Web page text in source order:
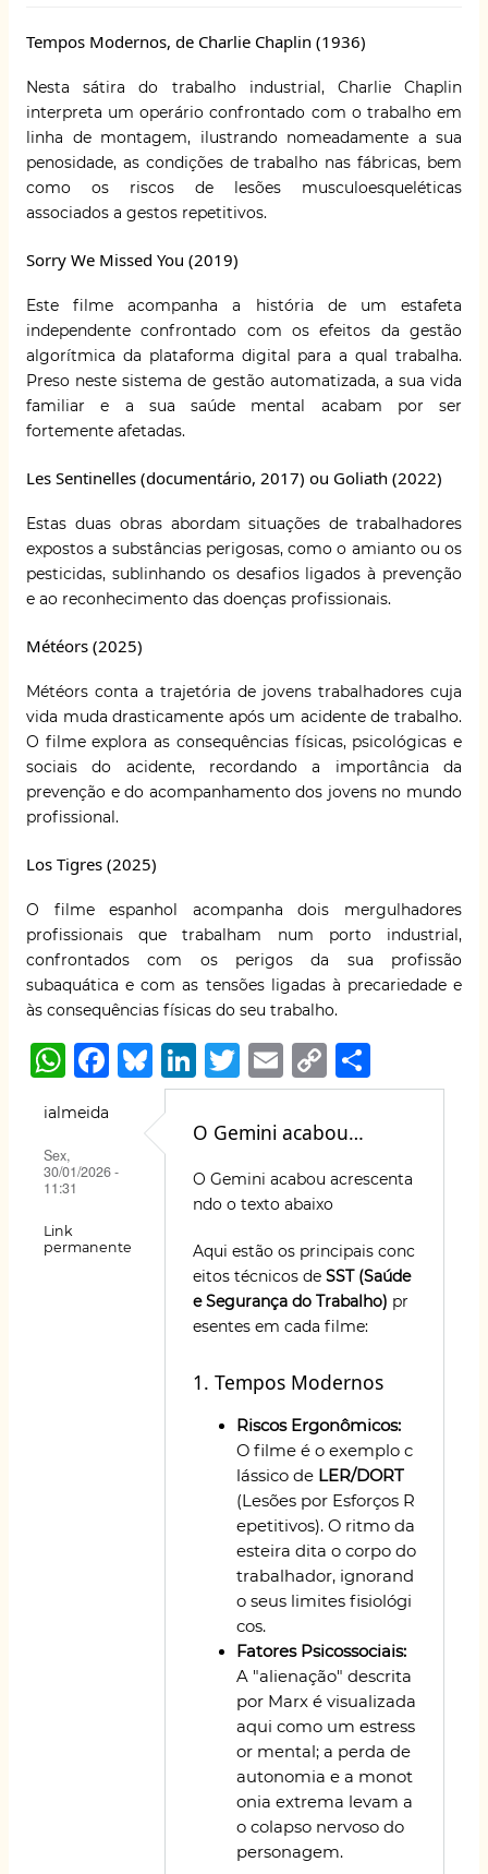
Tempos Modernos, de Charlie Chaplin (1936)
Nesta sátira do trabalho industrial, Charlie Chaplin
interpreta um operário confrontado com o trabalho em
linha de montagem, ilustrando nomeadamente a sua
penosidade, as condições de trabalho nas fábricas, bem
como os riscos de lesões musculoesqueléticas
associados a gestos repetitivos.
Sorry We Missed You (2019)
Este filme acompanha a história de um estafeta
independente confrontado com os efeitos da gestão
algorítmica da plataforma digital para a qual trabalha.
Preso neste sistema de gestão automatizada, a sua vida
familiar e a sua saúde mental acabam por ser
fortemente afetadas.
Les Sentinelles (documentário, 2017) ou Goliath (2022)
Estas duas obras abordam situações de trabalhadores
expostos a substâncias perigosas, como o amianto ou os
pesticidas, sublinhando os desafios ligados à prevenção
e ao reconhecimento das doenças profissionais.
Météors (2025)
Météors conta a trajetória de jovens trabalhadores cuja
vida muda drasticamente após um acidente de trabalho.
O filme explora as consequências físicas, psicológicas e
sociais do acidente, recordando a importância da
prevenção e do acompanhamento dos jovens no mundo
profissional.
Los Tigres (2025)
O filme espanhol acompanha dois mergulhadores
profissionais que trabalham num porto industrial,
confrontados com os perigos da sua profissão
subaquática e com as tensões ligadas à precariedade e
às consequências físicas do seu trabalho.
W
h
at
s
A
p
p
F
a
e
o
o
B
lu
e
s
Li
n
k
e
dI
T
w
it
te
r
E
m
ai
C
o
p
Li
k
h
ialmeida
Sex,
30/01/2026 -
11:31
Link
permanente
O Gemini acabou…
O Gemini acabou acrescenta
ndo o texto abaixo
Aqui estão os principais conc
eitos técnicos de SST (Saúde
e Segurança do Trabalho) pr
esentes em cada filme:
1. Tempos Modernos
Riscos Ergonômicos:
O filme é o exemplo c
lássico de LER/DORT
(Lesões por Esforços R
epetitivos). O ritmo da
esteira dita o corpo do
trabalhador, ignorand
o seus limites fisiológi
cos.
Fatores Psicossociais:
A "alienação" descrita
por Marx é visualizada
aqui como um estress
or mental; a perda de
autonomia e a monot
onia extrema levam a
o colapso nervoso do
personagem.